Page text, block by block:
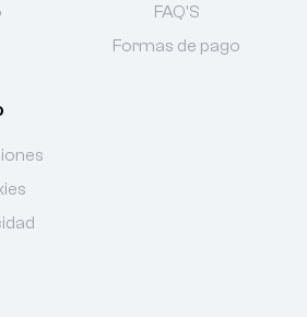
FAQ'S
Formas de pago